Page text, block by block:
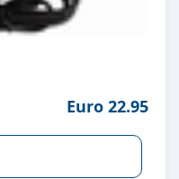
Euro 22.95